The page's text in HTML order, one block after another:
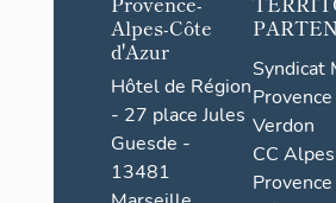
Alpes-Côte
d'Azur
Hôtel de Région
- 27 place Jules
Guesde -
13481
Syndicat
Verdon
CC Alpes